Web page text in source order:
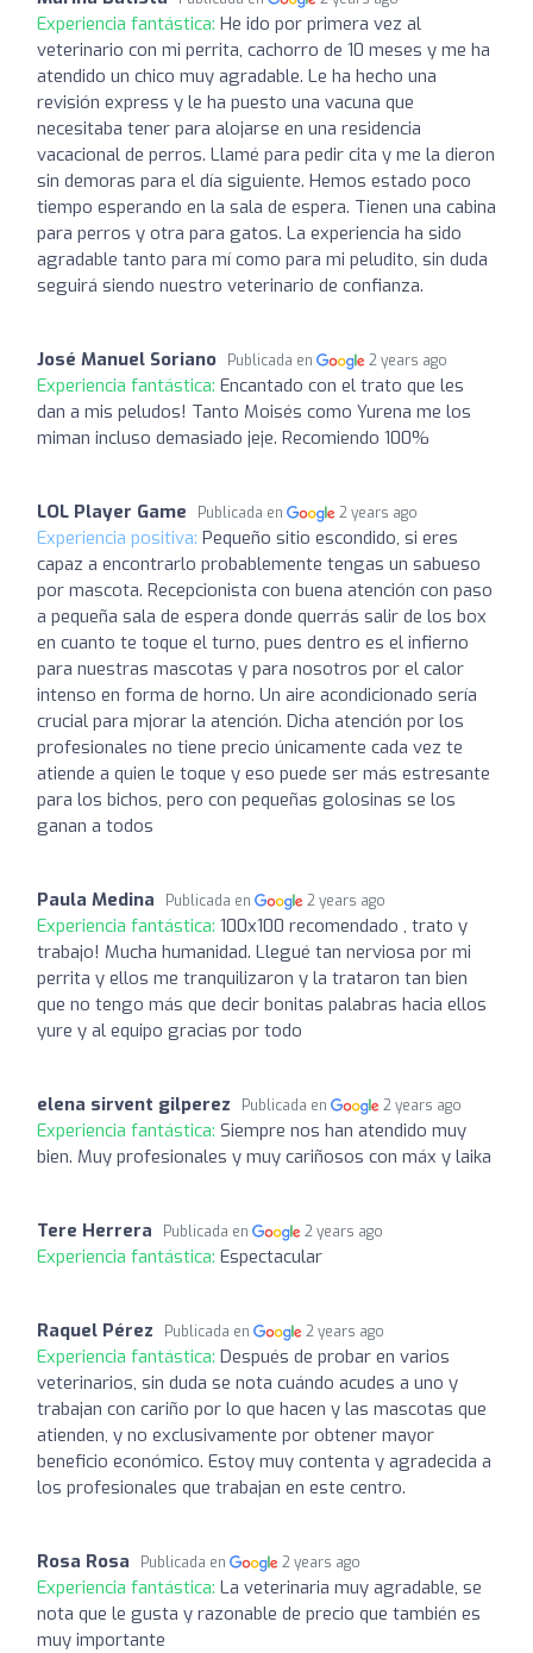
Experiencia fantástica: He ido por primera vez al
veterinario con mi perrita, cachorro de 10 meses y me ha
atendido un chico muy agradable. Le ha hecho una
revisión express y le ha puesto una vacuna que
necesitaba tener para alojarse en una residencia
vacacional de perros. Llamé para pedir cita y me la dieron
sin demoras para el día siguiente. Hemos estado poco
tiempo esperando en la sala de espera. Tienen una cabina
para perros y otra para gatos. La experiencia ha sido
agradable tanto para mí como para mi peludito, sin duda
seguirá siendo nuestro veterinario de confianza.
José Manuel Soriano Publicada en 2 years ago
Experiencia fantástica: Encantado con el trato que les
dan a mis peludos! Tanto Moisés como Yurena me los
miman incluso demasiado jeje. Recomiendo 100%
LOL Player Game Publicada en 2 years ago
Experiencia positiva: Pequeño sitio escondido, si eres
capaz a encontrarlo probablemente tengas un sabueso
por mascota. Recepcionista con buena atención con paso
a pequeña sala de espera donde querrás salir de los box
en cuanto te toque el turno, pues dentro es el infierno
para nuestras mascotas y para nosotros por el calor
intenso en forma de horno. Un aire acondicionado sería
crucial para mjorar la atención. Dicha atención por los
profesionales no tiene precio únicamente cada vez te
atiende a quien le toque y eso puede ser más estresante
para los bichos, pero con pequeñas golosinas se los
ganan a todos
Paula Medina Publicada en 2 years ago
Experiencia fantástica: 100x100 recomendado , trato y
trabajo! Mucha humanidad. Llegué tan nerviosa por mi
perrita y ellos me tranquilizaron y la trataron tan bien
que no tengo más que decir bonitas palabras hacia ellos
yure y al equipo gracias por todo
elena sirvent gilperez Publicada en 2 years ago
Experiencia fantástica: Siempre nos han atendido muy
bien. Muy profesionales y muy cariñosos con máx y laika
Tere Herrera Publicada en 2 years ago
Experiencia fantástica: Espectacular
Raquel Pérez Publicada en 2 years ago
Experiencia fantástica: Después de probar en varios
veterinarios, sin duda se nota cuándo acudes a uno y
trabajan con cariño por lo que hacen y las mascotas que
atienden, y no exclusivamente por obtener mayor
beneficio económico. Estoy muy contenta y agradecida a
los profesionales que trabajan en este centro.
Rosa Rosa Publicada en 2 years ago
Experiencia fantástica: La veterinaria muy agradable, se
nota que le gusta y razonable de precio que también es
muy importante